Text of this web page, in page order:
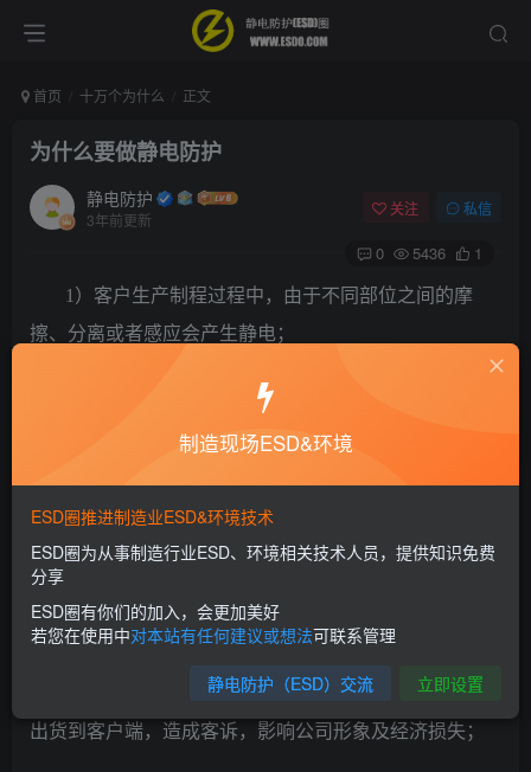
首页 十万个为什么 正文
为什么要做静电防护
静电防护
3年前更新
关注 私信
0 5436 1
1）客户生产制程过程中，由于不同部位之间的摩
擦、分离或者感应会产生静电；
2）静电持续累积，当符合放电条件时，会产生静电
成原件降级，造成软损伤；
济损失；
5）软损伤造成产品的降级，品质无法检出，产品会
出货到客户端，造成客诉，影响公司形象及经济损失；
制造现场ESD&环境
ESD圈推进制造业ESD&环境技术
ESD圈为从事制造行业ESD、环境相关技术人员，提供知识免费
分享
ESD圈有你们的加入，会更加美好
若您在使用中对本站有任何建议或想法可联系管理
静电防护（ESD）交流 立即设置